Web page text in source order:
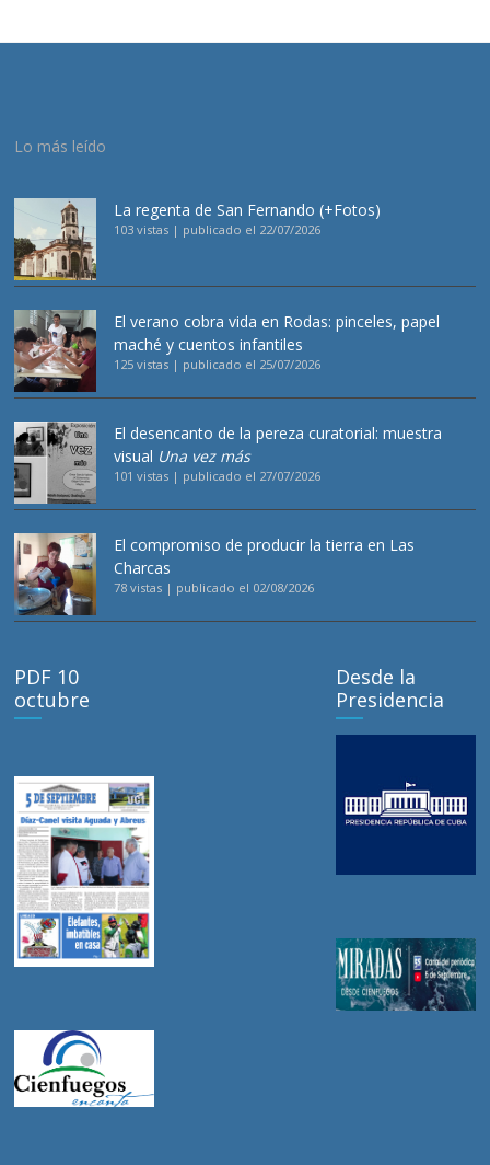
Lo más leído
La regenta de San Fernando (+Fotos)
103 vistas | publicado el 22/07/2026
El verano cobra vida en Rodas: pinceles, papel
maché y cuentos infantiles
125 vistas | publicado el 25/07/2026
El desencanto de la pereza curatorial: muestra
visual Una vez más
101 vistas | publicado el 27/07/2026
El compromiso de producir la tierra en Las
Charcas
78 vistas | publicado el 02/08/2026
PDF 10
octubre
Desde la
Presidencia